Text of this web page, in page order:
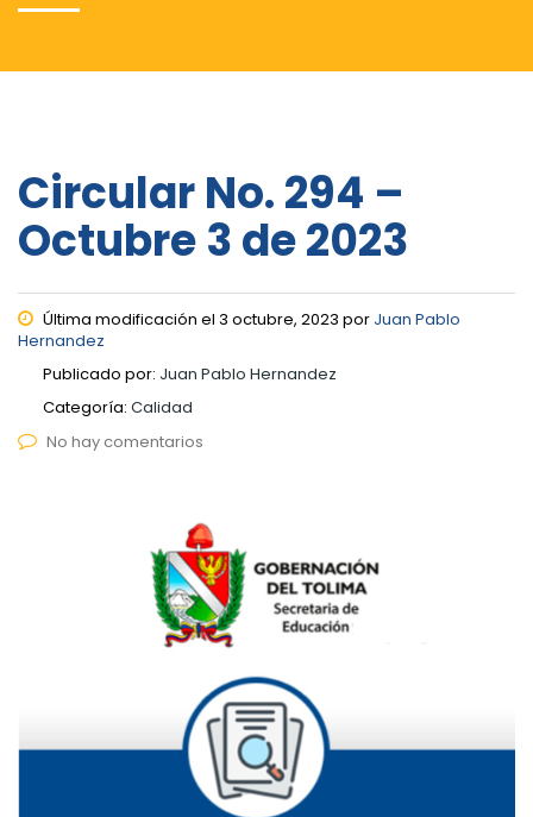
Circular No. 294 –
Octubre 3 de 2023
Última modificación el 3 octubre, 2023 por Juan Pablo
Hernandez
Publicado por: Juan Pablo Hernandez
Categoría: Calidad
No hay comentarios